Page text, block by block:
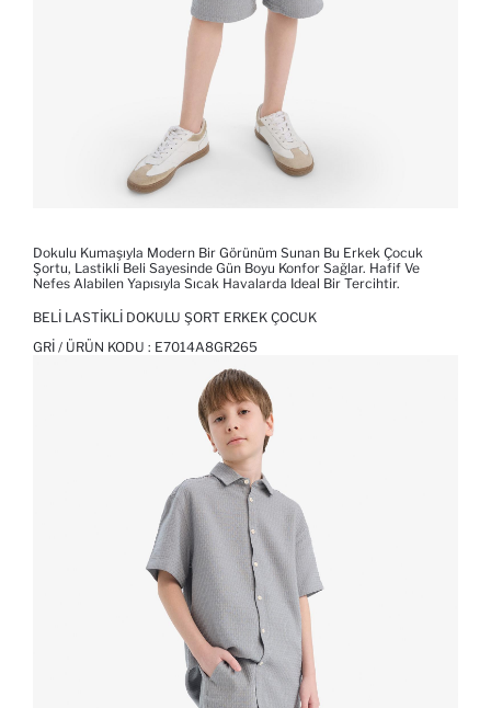
Dokulu Kumaşıyla Modern Bir Görünüm Sunan Bu Erkek Çocuk
Şortu, Lastikli Beli Sayesinde Gün Boyu Konfor Sağlar. Hafif Ve
Nefes Alabilen Yapısıyla Sıcak Havalarda Ideal Bir Tercihtir.
BELI LASTIKLI DOKULU ŞORT ERKEK ÇOCUK
GRI / ÜRÜN KODU : E7014A8GR265